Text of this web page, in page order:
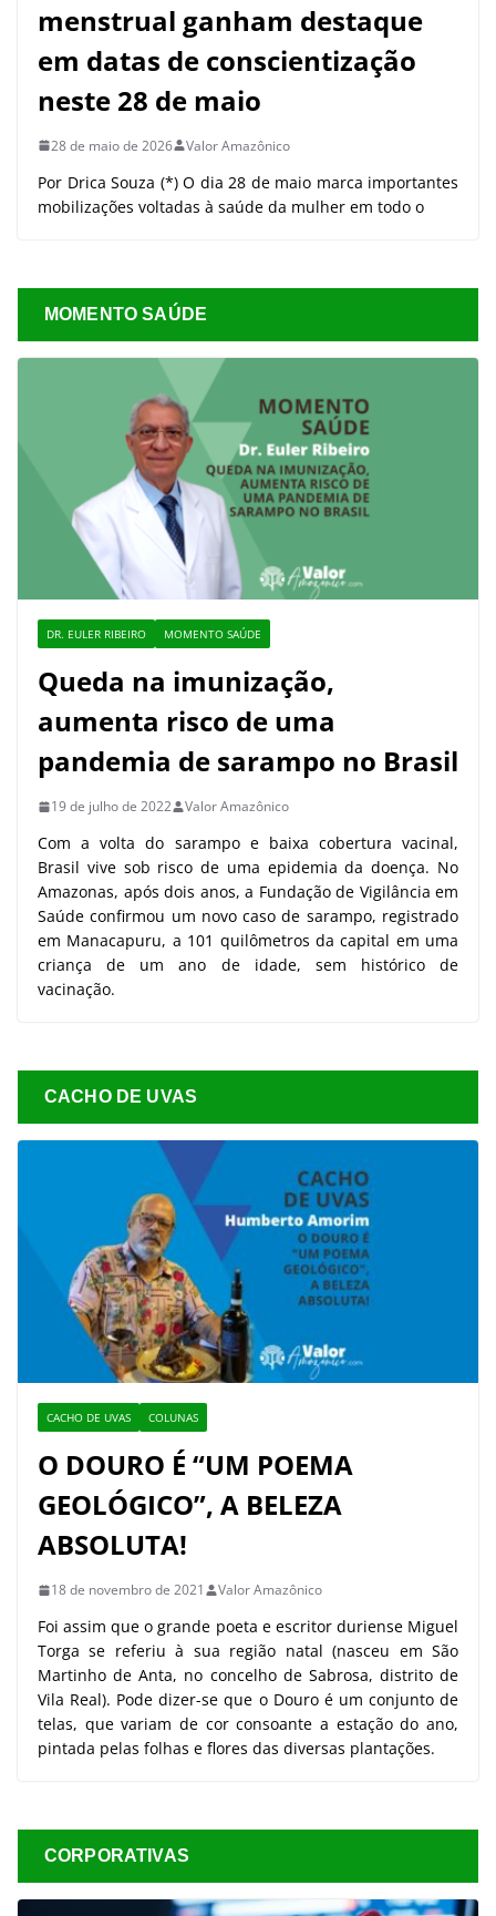
menstrual ganham destaque
em datas de conscientização
neste 28 de maio
28 de maio de 2026 Valor Amazônico
Por Drica Souza (*) O dia 28 de maio marca importantes
mobilizações voltadas à saúde da mulher em todo o
MOMENTO SAÚDE
DR. EULER RIBEIRO MOMENTO SAÚDE
Queda na imunização,
aumenta risco de uma
pandemia de sarampo no Brasil
19 de julho de 2022 Valor Amazônico
Com a volta do sarampo e baixa cobertura vacinal,
Brasil vive sob risco de uma epidemia da doença. No
Amazonas, após dois anos, a Fundação de Vigilância em
Saúde confirmou um novo caso de sarampo, registrado
em Manacapuru, a 101 quilômetros da capital em uma
criança de um ano de idade, sem histórico de
vacinação.
CACHO DE UVAS
CACHO DE UVAS COLUNAS
O DOURO É “UM POEMA
GEOLÓGICO”, A BELEZA
ABSOLUTA!
18 de novembro de 2021 Valor Amazônico
Foi assim que o grande poeta e escritor duriense Miguel
Torga se referiu à sua região natal (nasceu em São
Martinho de Anta, no concelho de Sabrosa, distrito de
Vila Real). Pode dizer-se que o Douro é um conjunto de
telas, que variam de cor consoante a estação do ano,
pintada pelas folhas e flores das diversas plantações.
CORPORATIVAS